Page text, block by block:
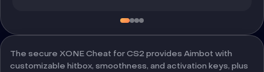
The secure XONE Cheat for CS2 provides Aimbot with
customizable hitbox, smoothness, and activation keys, plus